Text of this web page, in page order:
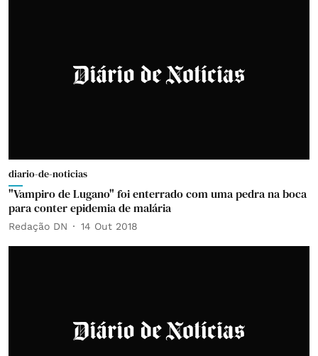
diario-de-noticias
"Vampiro de Lugano" foi enterrado com uma pedra na boca
para conter epidemia de malária
Redação DN 14 Out 2018